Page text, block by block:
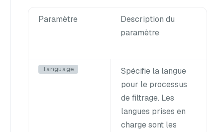
Paramètre
Description du
paramètre
language
Spécifie la langue
pour le processus
de filtrage. Les
langues prises en
charge sont les